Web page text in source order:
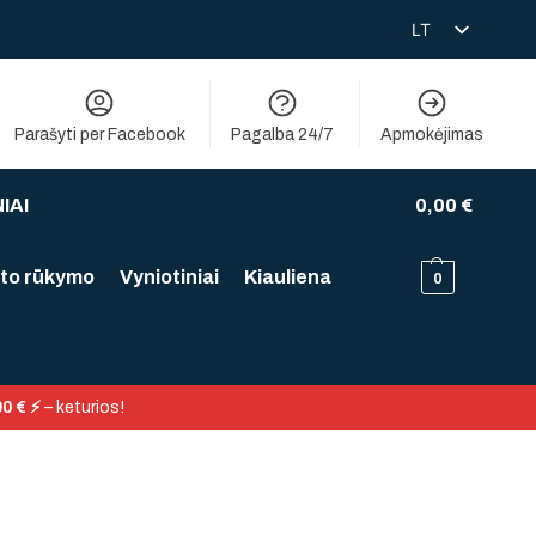
LT
Parašyti per Facebook Pagalba 24/7 Apmokėjimas
rūkymo Vyniotiniai Kiauliena
0,00 €
0
€ ⚡– keturios!